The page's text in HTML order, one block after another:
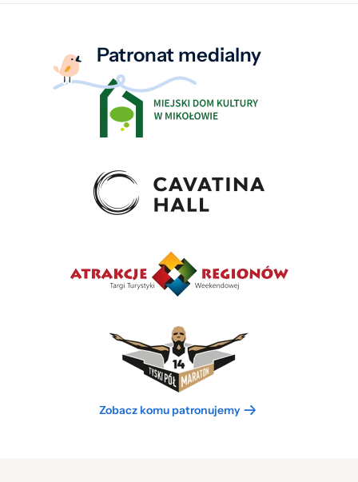
Patronat medialny
Zobacz komu patronujemy